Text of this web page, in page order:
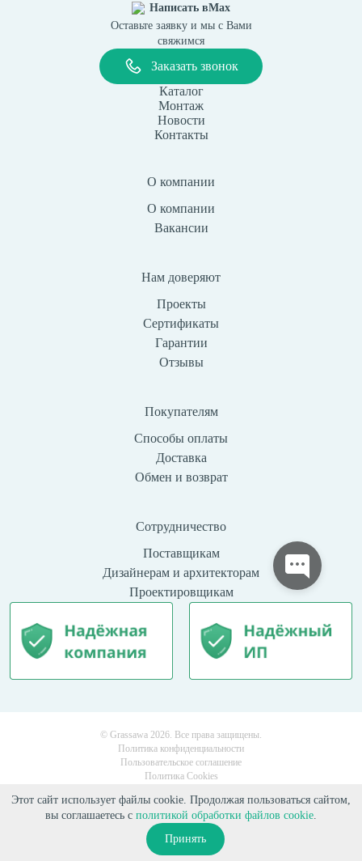
Написать вMax
Оставьте заявку и мы с Вами
свяжимся
Заказать звонок
Каталог
Монтаж
Новости
Контакты
О компании
О компании
Вакансии
Нам доверяют
Проекты
Сертификаты
Гарантии
Отзывы
Покупателям
Способы оплаты
Доставка
Обмен и возврат
Сотрудничество
Поставщикам
Дизайнерам и архитекторам
Проектировщикам
© Grassawa 2026. Все права защищены.
Политика конфиденциальности
Пользовательское соглашение
Политика Cookies
Каталог
Этот сайт использует файлы cookie. Продолжая пользоваться сайтом,
вы соглашаетесь с политикой обработки файлов cookie.
Принять